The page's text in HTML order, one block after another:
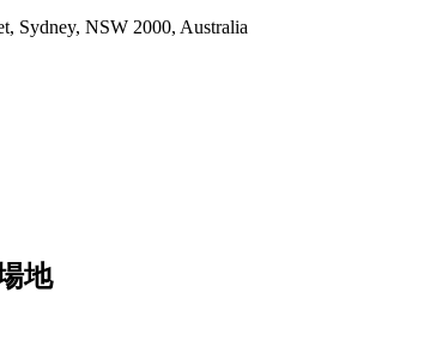
Sydney, NSW 2000, Australia
地